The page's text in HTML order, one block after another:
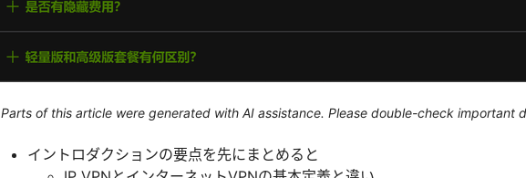
Parts of this article were generated with AI assistance. Please double-check important
イントロダクションの要点を先にまとめると